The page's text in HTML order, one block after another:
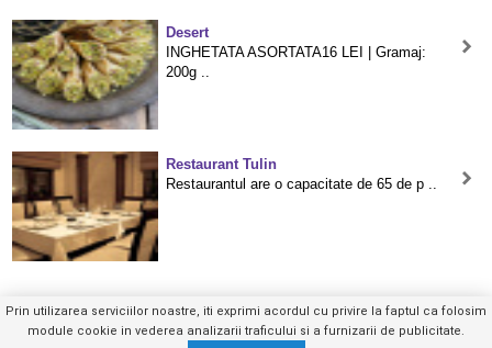
Desert
INGHETATA ASORTATA16 LEI | Gramaj:
200g ..
Restaurant Tulin
Restaurantul are o capacitate de 65 de p ..
Trimite mesaj privat
Prin utilizarea serviciilor noastre, iti exprimi acordul cu privire la faptul ca folosim
module cookie in vederea analizarii traficului si a furnizarii de publicitate.